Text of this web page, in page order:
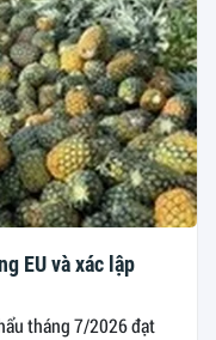
EU và xác lập
tháng 7/2026 đạt